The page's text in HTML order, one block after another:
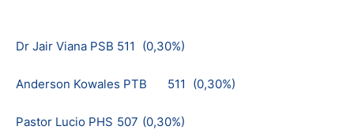
Dr Jair Viana PSB 511 (0,30%)
Anderson Kowales PTB 511 (0,30%)
Pastor Lucio PHS 507 (0,30%)